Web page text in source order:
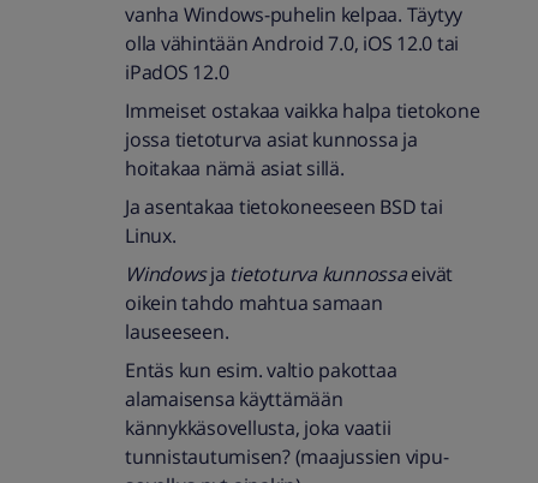
vanha Windows-puhelin kelpaa. Täytyy
olla vähintään Android 7.0, iOS 12.0 tai
iPadOS 12.0
Immeiset ostakaa vaikka halpa tietokone
jossa tietoturva asiat kunnossa ja
hoitakaa nämä asiat sillä.
Ja asentakaa tietokoneeseen BSD tai
Linux.
Windowsja tietoturva kunnossaeivät
oikein tahdo mahtua samaan
lauseeseen.
Entäs kun esim. valtio pakottaa
alamaisensa käyttämään
kännykkäsovellusta, joka vaatii
tunnistautumisen? (maajussien vipu-